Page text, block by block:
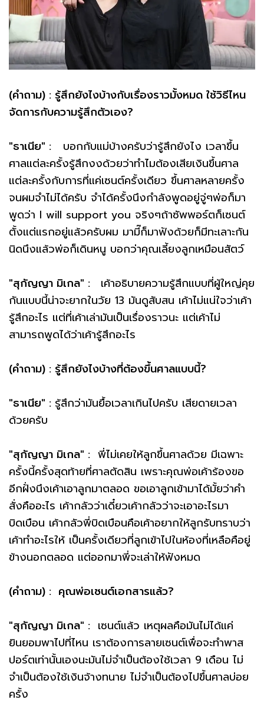
(คำถาม) : รู้สึกยังไงบ้างกับเรื่องราวมั้งหมด ใช้วิธีไหน
จัดการกับความรู้สึกตัวเอง?
"ธาเนีย" :
บอกกับแม่บ้างครับว่ารู้สึกยังไง เวลาขึ้น
ศาลแต่ละครั้งรู้สึกงงด้วยว่าทำไมต้องเสียเงินขึ้นศาล
แต่ละครั้งกับการที่แค่เซนต์ครั้งเดียว ขึ้นศาลหลายครั้ง
จนผมจำไม่ได้ครับ จำได้ครั้งนึงกำลังพูดอยู่จู่ๆพ่อก็มา
พูดว่า I will support you จริงๆถ้าซัพพอร์ตก็เซนต์
ตั้งแต่แรกอยู่แล้วครับผม มามี๊ก็มาฟังด้วยก็มีทะเลาะกัน
นิดนึงแล้วพ่อก็เดินหนู บอกว่าคุณเลี้ยงลูกเหมือนสัตว์
"สุกัญญา มิเกล" : เค้าอธิบายความรู้สึกแบบที่ผู้ใหญ่คุย
กันแบบนี้น่าจะยากในวัย 13 มันดูสับสน เค้าไม่แน่ใจว่าเค้า
รู้สึกอะไร แต่ที่เค้าเล่ามันเป็นเรื่องราวนะ แต่เค้าไม่
สามารถพูดได้ว่าเค้ารู้สึกอะไร
(คำถาม) : รู้สึกยังไงบ้างที่ต้องขึ้นศาลแบบนี้?
"ธาเนีย" : รู้สึกว่ามันยื้อเวลาเกินไปครับ เสียดายเวลา
ด้วยครับ
"สุกัญญา มิเกล" : พี่ไม่เคยให้ลูกขึ้นศาลด้วย มีเฉพาะ
ครั้งนี้ครั้งสุดท้ายที่ศาลตัดสิน เพราะคุณพ่อเค้าร้องขอ
อีกฝั่งนึงเค้าเอาลูกมาตลอด ขอเอาลูกเข้ามาได้มั้ยว่าคำ
สั่งคืออะไร เค้ากลัวว่าเดี๋ยวเค้ากลัวว่าจะเอาอะไรมา
บิดเบือน เค้ากลัวพี่บิดเบือนคือเค้าอยากให้ลูกรับทราบว่า
เค้าทำอะไรให้ เป็นครั้งเดียวที่ลูกเข้าไปในห้องที่เหลือคือยู่
ข้างนอกตลอด แต่ออกมาพี่จะเล่าให้ฟังหมด
(คำถาม) : คุณพ่อเซนต์เอกสารแล้ว?
"สุกัญญา มิเกล" : เซนต์แล้ว เหตุผลคือมันไม่ได้แค่
ยินยอมพาไปที่ไหน เราต้องการลายเซนต์เพื่อจะทำพาส
ปอร์ตเท่านั้นเองนะมันไม่จำเป็นต้องใช้เวลา 9 เดือน ไม่
จำเป็นต้องใช้เงินจ้างทนาย ไม่จำเป็นต้องไปขึ้นศาลบ่อย
ครั้ง